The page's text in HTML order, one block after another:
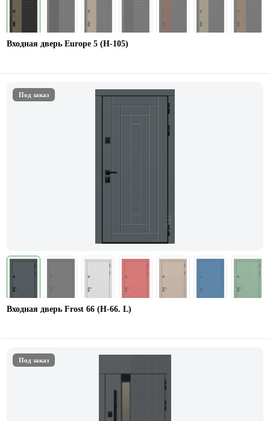
Входная дверь Europe 5 (H-105)
Под заказ
Входная дверь Frost 66 (Н-66. L)
Под заказ